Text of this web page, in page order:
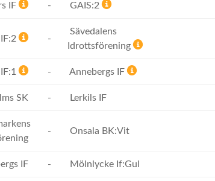
IF - GAIS:2
IF:2 -
Sävedalens
Idrottsförening
IF:1 - Annebergs IF
SK - Lerkils IF
- Onsala BK:Vit
IF - Mölnlycke If:Gul